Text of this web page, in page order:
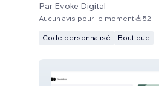
Par Evoke Digital
Aucun avis pour le moment 52
Code personnalisé Boutique